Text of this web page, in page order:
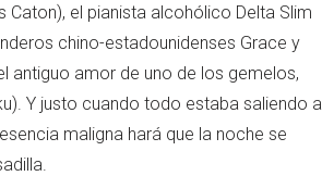
Caton), el pianista alcohólico Delta Slim
chino-estadounidenses Grace y
antiguo amor de uno de los gemelos,
Y justo cuando todo estaba saliendo a
maligna hará que la noche se